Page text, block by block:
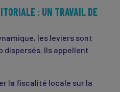
: UN TRAVAIL DE
les leviers sont
dispersés. Ils appellent
la fiscalité locale sur la